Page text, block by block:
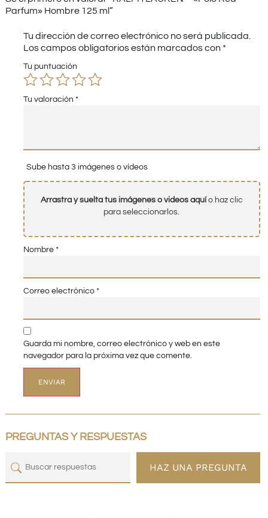
Parfum» Hombre 125 ml”
Tu dirección de correo electrónico no será publicada.
Los campos obligatorios están marcados con *
Tu puntuación
Tu valoración *
Sube hasta 3 imágenes o vídeos
Arrastra y suelta tus imágenes o videos aquío haz clic
para seleccionarlos.
Nombre *
Correo electrónico *
Guarda mi nombre, correo electrónico y web en este
navegador para la próxima vez que comente.
PREGUNTAS Y RESPUESTAS
HAZ UNA PREGUNTA